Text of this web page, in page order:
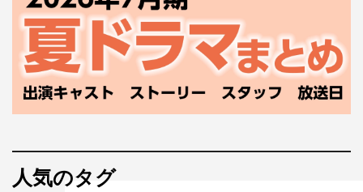
人気のタグ